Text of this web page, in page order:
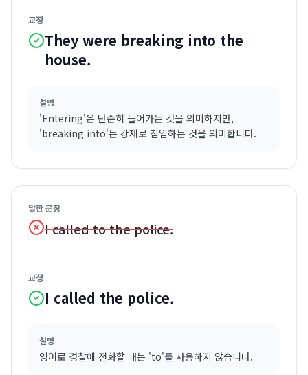
교정
They were breaking into the
house.
설명
'Entering'은 단순히 들어가는 것을 의미하지만,
'breaking into'는 강제로 침입하는 것을 의미합니다.
말한 문장
I called to the police.
교정
I called the police.
설명
영어로 경찰에 전화할 때는 'to'를 사용하지 않습니다.